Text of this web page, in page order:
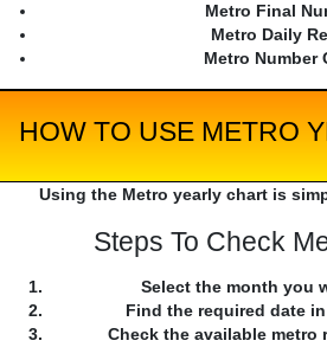
Metro Final
Metro Daily
Metro Number
HOW TO USE METRO
Using the Metro yearly chart is
Steps To Check
Select the month you
Find the required date
Check the available metro